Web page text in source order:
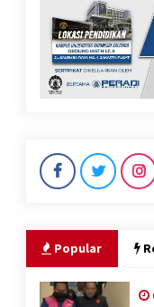
Pemkot
Triliun
Popular